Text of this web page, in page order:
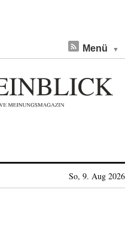
Menü
So, 9. Aug 2026